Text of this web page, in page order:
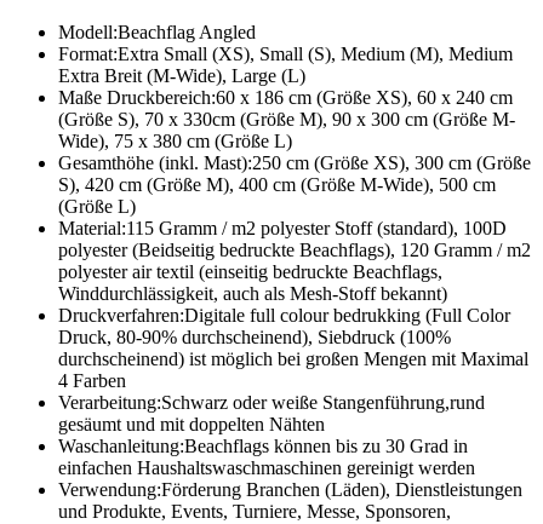
Modell:Beachflag Angled
Format:Extra Small (XS), Small (S), Medium (M), Medium
Extra Breit (M-Wide), Large (L)
Maße Druckbereich:60 x 186 cm (Größe XS), 60 x 240 cm
(Größe S), 70 x 330cm (Größe M), 90 x 300 cm (Größe M-
Wide), 75 x 380 cm (Größe L)
Gesamthöhe (inkl. Mast):250 cm (Größe XS), 300 cm (Größe
S), 420 cm (Größe M), 400 cm (Größe M-Wide), 500 cm
(Größe L)
Material:115 Gramm / m2 polyester Stoff (standard), 100D
polyester (Beidseitig bedruckte Beachflags), 120 Gramm / m2
polyester air textil (einseitig bedruckte Beachflags,
Winddurchlässigkeit, auch als Mesh-Stoff bekannt)
Druckverfahren:Digitale full colour bedrukking (Full Color
Druck, 80-90% durchscheinend), Siebdruck (100%
durchscheinend) ist möglich bei großen Mengen mit Maximal
4 Farben
Verarbeitung:Schwarz oder weiße Stangenführung,rund
gesäumt und mit doppelten Nähten
Waschanleitung:Beachflags können bis zu 30 Grad in
einfachen Haushaltswaschmaschinen gereinigt werden
Verwendung:Förderung Branchen (Läden), Dienstleistungen
und Produkte, Events, Turniere, Messe, Sponsoren,